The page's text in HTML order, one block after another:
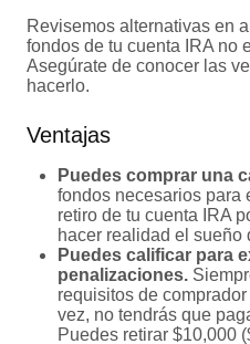
Revisemos alternativas en
fondos de tu cuenta IRA no
Asegúrate de conocer las
hacerlo.
Ventajas
Puedes comprar una
fondos necesarios para
retiro de tu cuenta IRA
hacer realidad el sueño
Puedes calificar para
penalizaciones.
requisitos de
vez, no tendrás que
Puedes retirar $10,000